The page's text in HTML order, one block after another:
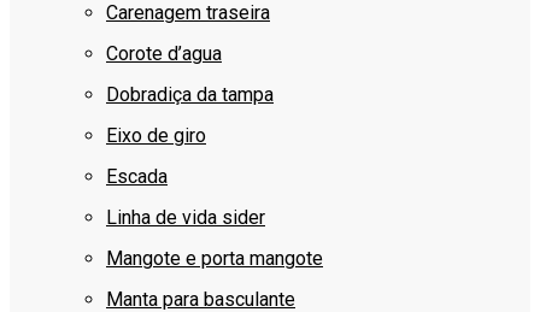
Carenagem traseira
Corote d’agua
Dobradiça da tampa
Eixo de giro
Escada
Linha de vida sider
Mangote e porta mangote
Manta para basculante